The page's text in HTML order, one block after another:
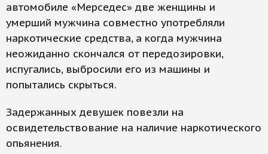
автомобиле «Мерседес» две женщины и
умерший мужчина совместно употребляли
наркотические средства, а когда мужчина
неожиданно скончался от передозировки,
испугались, выбросили его из машины и
попытались скрыться.
Задержанных девушек повезли на
освидетельствование на наличие наркотического
опьянения.